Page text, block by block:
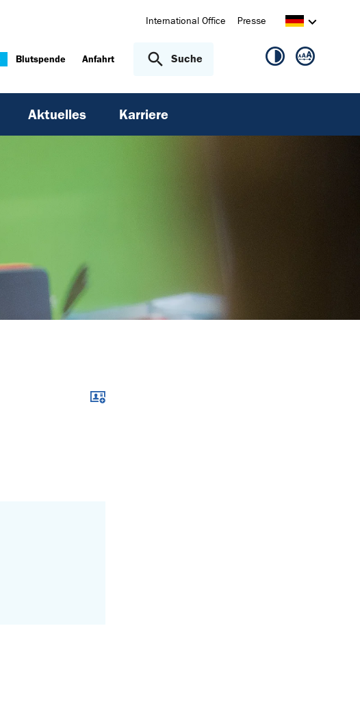
International Office Presse
Blutspende Anfahrt Suche
Aktuelles Karriere
Download im .vcf-Format